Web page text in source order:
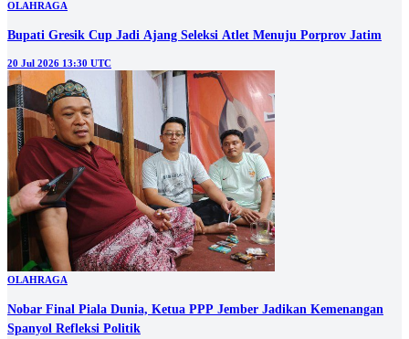
OLAHRAGA
Bupati Gresik Cup Jadi Ajang Seleksi Atlet Menuju Porprov Jatim
20 Jul 2026 13:30 UTC
OLAHRAGA
Nobar Final Piala Dunia, Ketua PPP Jember Jadikan Kemenangan
Spanyol Refleksi Politik